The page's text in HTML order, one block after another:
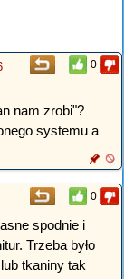
0
nam zrobi"?
systemu a
0
spodnie i
Trzeba było
tkaniny tak